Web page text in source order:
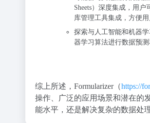
Sheets）深度集成，用
库管理工具集成，方便
探索与人工智能和机器
器学习算法进行数据预
综上所述，Formularizer（https://
操作、广泛的应用场景和潜在的
能水平，还是解决复杂的数据处